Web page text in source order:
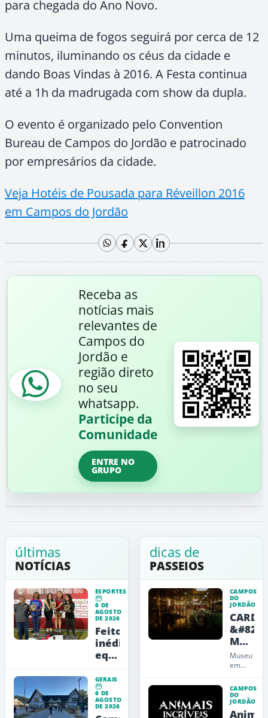
para chegada do Ano Novo.
Uma queima de fogos seguirá por cerca de 12
minutos, iluminando os céus da cidade e
dando Boas Vindas à 2016. A Festa continua
até a 1h da madrugada com show da dupla.
O evento é organizado pelo Convention
Bureau de Campos do Jordão e patrocinado
por empresários da cidade.
Veja Hotéis de Pousada para Réveillon 2016
em Campos do Jordão
Receba as
notícias mais
relevantes de
Campos do
Jordão e
região direto
no seu
whatsapp.
Participe da
Comunidade
ENTRE NO
GRUPO
últimas
NOTÍCIAS
ESPORTES
6 DE
AGOSTO
DE 2026
Feito
inédito:
equipe
jordanense
conquista
título
paulista
GERAIS
6 DE
AGOSTO
DE 2026
dicas de
PASSEIOS
CAMPOS
DO
JORDÃO
CARDE
Museu
de
Arte,
e
Museu
em
do
Jordão
que
une
CAMPOS
DO
JORDÃO